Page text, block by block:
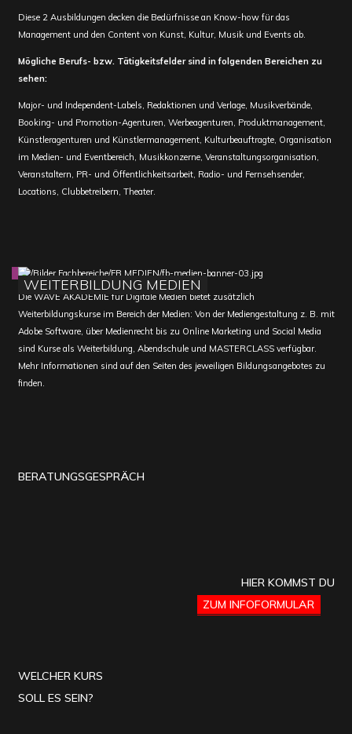
Diese 2 Ausbildungen decken die Bedürfnisse an Know-how für das
Management und den Content von Kunst, Kultur, Musik und Events ab.
Mögliche Berufs- bzw. Tätigkeitsfelder sind in folgenden Bereichen zu
sehen:
Major- und Independent-Labels, Redaktionen und Verlage, Musikverbände,
Booking- und Promotion-Agenturen, Werbeagenturen, Produktmanagement,
Künstleragenturen und Künstlermanagement, Kulturbeauftragte, Organisation
im Medien- und Eventbereich, Musikkonzerne, Veranstaltungsorganisation,
Veranstaltern, PR- und Öffentlichkeitsarbeit, Radio- und Fernsehsender,
Locations, Clubbetreibern, Theater.
WEITERBILDUNG MEDIEN
Die WAVE AKADEMIE für Digitale Medien bietet zusätzlich
Weiterbildungskurse im Bereich der Medien: Von der Mediengestaltung z. B. mit
Adobe Software, über Medienrecht bis zu Online Marketing und Social Media
sind Kurse als Weiterbildung, Abendschule und MASTERCLASS verfügbar.
Mehr Informationen sind auf den Seiten des jeweiligen Bildungsangebotes zu
finden.
BERATUNGSGESPRÄCH
HIER KOMMST DU
ZUM INFOFORMULAR
WELCHER KURS
SOLL ES SEIN?